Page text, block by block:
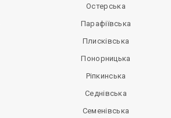
Остерська
Парафіївська
Плисківська
Понорницька
Ріпкинська
Седнівська
Семенівська